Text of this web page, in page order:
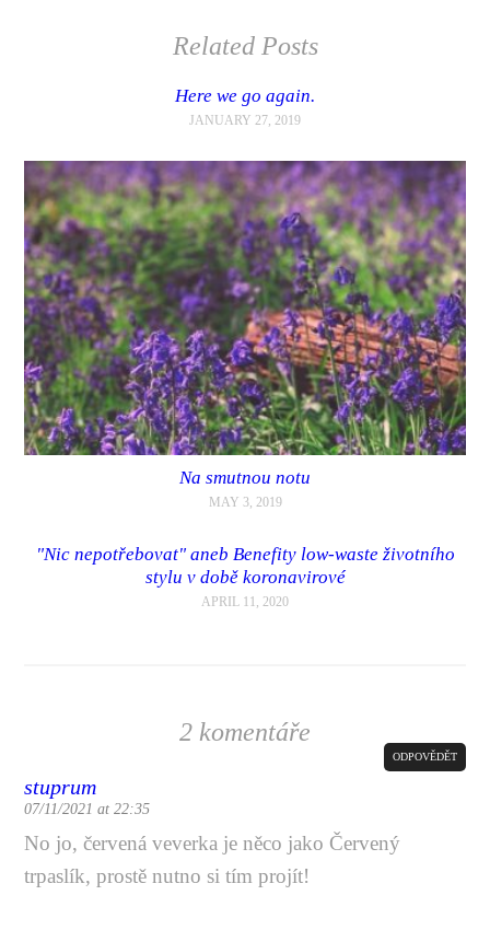
Related Posts
Here we go again.
JANUARY 27, 2019
Na smutnou notu
MAY 3, 2019
"Nic nepotřebovat" aneb Benefity low-waste životního
stylu v době koronavirové
APRIL 11, 2020
2 komentáře
stuprum
07/11/2021 at 22:35
ODPOVĚDĚT
No jo, červená veverka je něco jako Červený
trpaslík, prostě nutno si tím projít!